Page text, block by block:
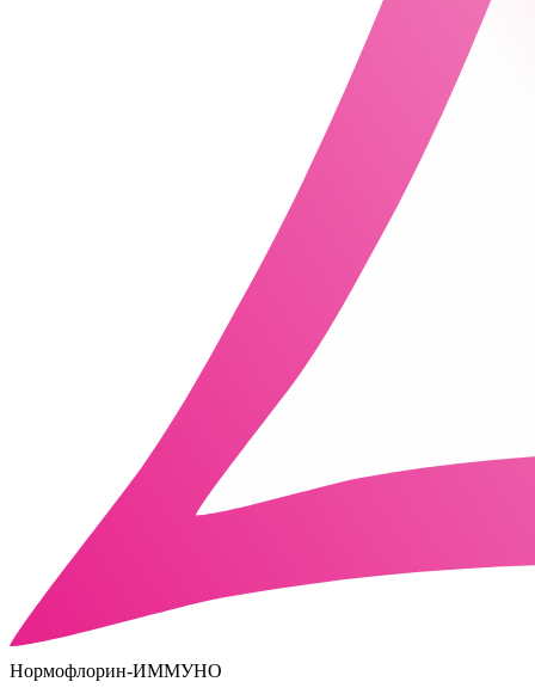
Нормофлорин-ИММУНО